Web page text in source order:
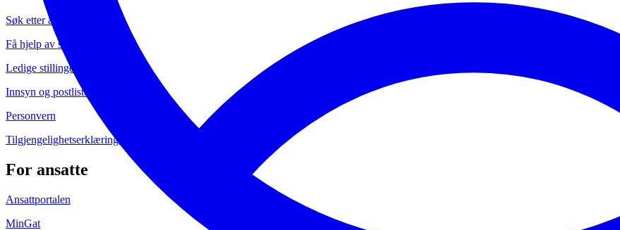
Søk etter ansatte
Få hjelp av servicesenteret
Ledige stillinger
Innsyn og postliste
Personvern
Tilgjengelighetserklæringer
For ansatte
Ansattportalen
MinGat